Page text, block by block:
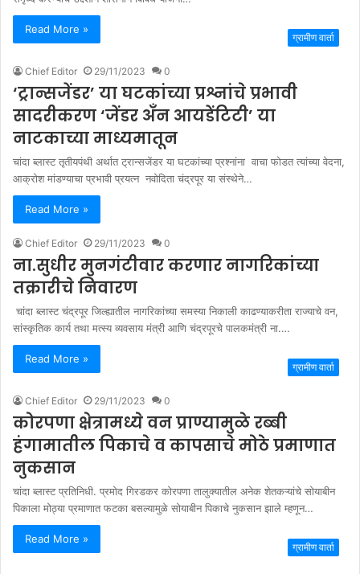
Read More »
ग्रामीण वार्ता
Chief Editor 29/11/2023 0
‘ट्रान्सजेंडर’ या घटकांच्या प्रश्नांचे प्रभावी
सादरीकरण ‘जेंडर अँन आयडेंटिटी’ या
नाटकाच्या माध्यमातून
चांदा ब्लास्ट तृतीयपंथी अर्थात ट्रान्सजेंडर या घटकांच्या प्रश्नांना वाचा फोडत त्यांच्या वेदना,
आक्रोश मांडण्याचा प्रभावी प्रयत्न नवोदिता चंद्रपूर या संस्थेने…
Read More »
Chief Editor 29/11/2023 0
ना.सुधीर मुनगंटीवार करणार नागरिकांच्या
तक्रारीचे निवारण
चांदा ब्लास्ट चंद्रपूर जिल्ह्यातील नागरिकांच्या समस्या निकाली काढण्याकरीता राज्याचे वन,
सांस्कृतिक कार्य तथा मत्स्य व्यवसाय मंत्री आणि चंद्रपूरचे पालकमंत्री ना.…
Read More »
ग्रामीण वार्ता
Chief Editor 29/11/2023 0
कोरपणा क्षेत्रामध्ये वन प्राण्यामुळे रब्बी
हंगामातील पिकाचे व कापसाचे मोठे प्रमाणात
नुकसान
चांदा ब्लास्ट प्रतिनिधी. प्रमोद गिरडकर कोरपणा तालुक्यातील अनेक शेतकऱ्यांचे सोयाबीन
पिकाला मोठ्या प्रमाणात फटका बसल्यामुळे सोयाबीन पिकाचे नुकसान झाले म्हणून…
Read More »
ग्रामीण वार्ता